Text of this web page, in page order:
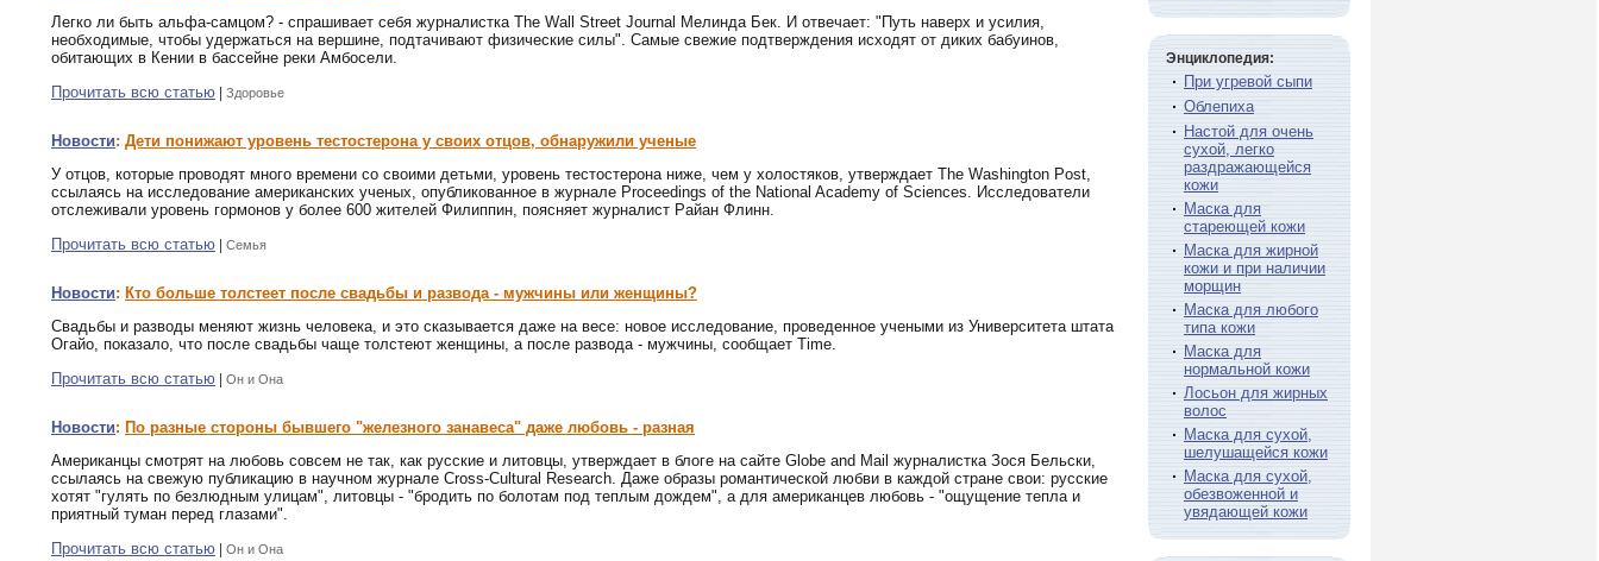
Легко ли быть альфа-самцом? - спрашивает себя журналистка The Wall Street Journal Мелинда Бек. И отвечает: "Путь наверх и усилия,
необходимые, чтобы удержаться на вершине, подтачивают физические силы". Самые свежие подтверждения исходят от диких бабуинов,
обитающих в Кении в бассейне реки Амбосели.
Прочитать всю статью | Здоровье
Новости: Дети понижают уровень тестостерона у своих отцов, обнаружили ученые
У отцов, которые проводят много времени со своими детьми, уровень тестостерона ниже, чем у холостяков, утверждает The Washington Post,
ссылаясь на исследование американских ученых, опубликованное в журнале Proceedings of the National Academy of Sciences. Исследователи
отслеживали уровень гормонов у более 600 жителей Филиппин, поясняет журналист Райан Флинн.
Прочитать всю статью | Семья
Новости: Кто больше толстеет после свадьбы и развода - мужчины или женщины?
Свадьбы и разводы меняют жизнь человека, и это сказывается даже на весе: новое исследование, проведенное учеными из Университета штата
Огайо, показало, что после свадьбы чаще толстеют женщины, а после развода - мужчины, сообщает Time.
Прочитать всю статью | Он и Она
Новости: По разные стороны бывшего "железного занавеса" даже любовь - разная
Американцы смотрят на любовь совсем не так, как русские и литовцы, утверждает в блоге на сайте Globe and Mail журналистка Зося Бельски,
ссылаясь на свежую публикацию в научном журнале Cross-Cultural Research. Даже образы романтической любви в каждой стране свои: русские
хотят "гулять по безлюдным улицам", литовцы - "бродить по болотам под теплым дождем", а для американцев любовь - "ощущение тепла и
приятный туман перед глазами".
Прочитать всю статью | Он и Она
Энциклопедия:
· При угревой сыпи
· Облепиха
· Настой для очень
сухой, легко
раздражающейся
кожи
· Маска для
стареющей кожи
· Маска для жирной
кожи и при наличии
морщин
· Маска для любого
типа кожи
· Маска для
нормальной кожи
· Лосьон для жирных
волос
· Маска для сухой,
шелушащейся кожи
· Маска для сухой,
обезвоженной и
увядающей кожи